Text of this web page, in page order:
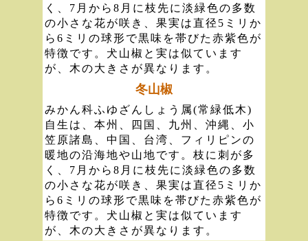
く、7月から8月に枝先に淡緑色の多数
の小さな花が咲き、果実は直径5ミリか
ら6ミリの球形で黒味を帯びた赤紫色が
特徴です。犬山椒と実は似ています
が、木の大きさが異なります。
冬山椒
みかん科ふゆざんしょう属(常緑低木)
自生は、本州、四国、九州、沖縄、小
笠原諸島、中国、台湾、フィリピンの
暖地の沿海地や山地です。枝に刺が多
く、7月から8月に枝先に淡緑色の多数
の小さな花が咲き、果実は直径5ミリか
ら6ミリの球形で黒味を帯びた赤紫色が
特徴です。犬山椒と実は似ています
が、木の大きさが異なります。